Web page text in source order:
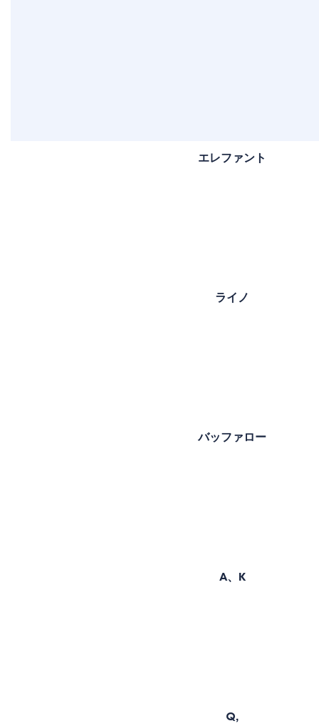
エレファント
ライノ
バッファロー
A、K
Q,